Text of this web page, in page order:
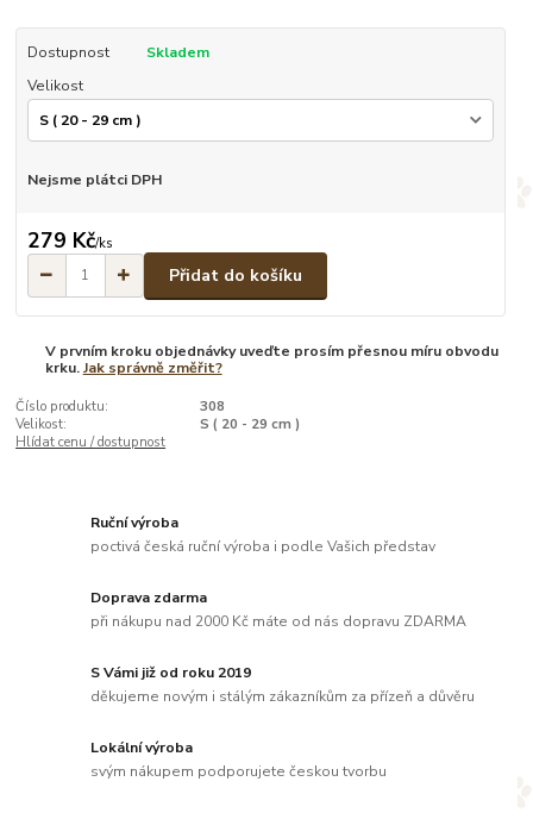
Dostupnost
Skladem
Velikost
Nejsme plátci DPH
279 Kč/ks
Přidat do košíku
V prvním kroku objednávky uveďte prosím přesnou míru obvodu
krku.Jak správně změřit?
Číslo produktu:
308
Velikost:
S ( 20 - 29 cm )
Hlídat cenu / dostupnost
Ruční výroba
poctivá česká ruční výroba i podle Vašich představ
Doprava zdarma
při nákupu nad 2000 Kč máte od nás dopravu ZDARMA
S Vámi již od roku 2019
děkujeme novým i stálým zákazníkům za přízeň a důvěru
Lokální výroba
svým nákupem podporujete českou tvorbu